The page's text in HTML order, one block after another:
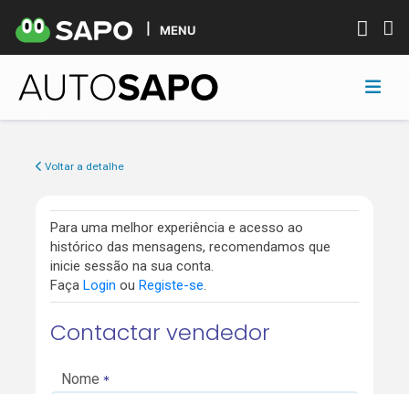
MENU
Voltar a detalhe
Para uma melhor experiência e acesso ao
histórico das mensagens, recomendamos que
inicie sessão na sua conta.
Faça Login ou Registe-se.
Contactar vendedor
Nome